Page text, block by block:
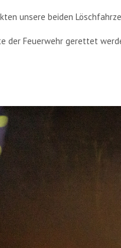
unsere beiden
der Feuerwehr gerettet